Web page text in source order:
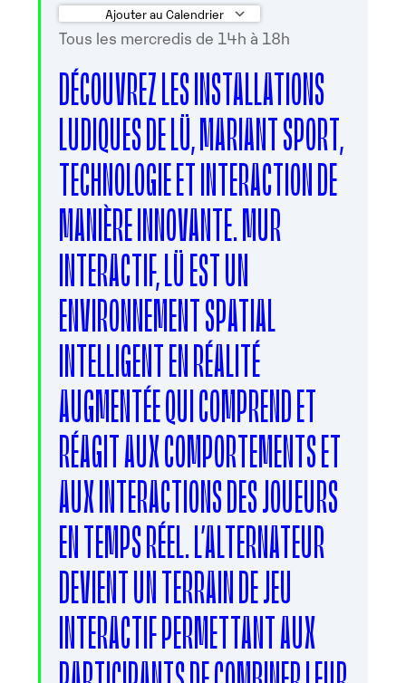
Ajouter au Calendrier
Télécharger ICS Calendrier Google
Tous les mercredis de 14h à 18h
DÉCOUVREZ LES INSTALLATIONS
LUDIQUES DE LÜ, MARIANT SPORT,
TECHNOLOGIE ET INTERACTION DE
MANIÈRE INNOVANTE. MUR
INTERACTIF, LÜ EST UN
ENVIRONNEMENT SPATIAL
INTELLIGENT EN RÉALITÉ
AUGMENTÉE QUI COMPREND ET
RÉAGIT AUX COMPORTEMENTS ET
AUX INTERACTIONS DES JOUEURS
EN TEMPS RÉEL. L’ALTERNATEUR
DEVIENT UN TERRAIN DE JEU
INTERACTIF PERMETTANT AUX